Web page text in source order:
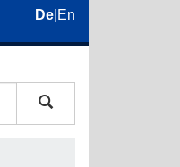
De En